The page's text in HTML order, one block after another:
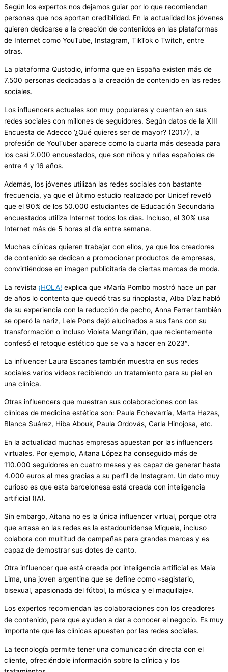
Según los expertos nos dejamos guiar por lo que recomiendan
personas que nos aportan credibilidad. En la actualidad los jóvenes
quieren dedicarse a la creación de contenidos en las plataformas
de Internet como YouTube, Instagram, TikTok o Twitch, entre
otras.
La plataforma Qustodio, informa que en España existen más de
7.500 personas dedicadas a la creación de contenido en las redes
sociales.
Los influencers actuales son muy populares y cuentan en sus
redes sociales con millones de seguidores. Según datos de la XIII
Encuesta de Adecco ‘¿Qué quieres ser de mayor? (2017)’, la
profesión de YouTuber aparece como la cuarta más deseada para
los casi 2.000 encuestados, que son niños y niñas españoles de
entre 4 y 16 años.
Además, los jóvenes utilizan las redes sociales con bastante
frecuencia, ya que el último estudio realizado por Unicef reveló
que el 90% de los 50.000 estudiantes de Educación Secundaria
encuestados utiliza Internet todos los días. Incluso, el 30% usa
Internet más de 5 horas al día entre semana.
Muchas clínicas quieren trabajar con ellos, ya que los creadores
de contenido se dedican a promocionar productos de empresas,
convirtiéndose en imagen publicitaria de ciertas marcas de moda.
La revista ¡HOLA! explica que «María Pombo mostró hace un par
de años lo contenta que quedó tras su rinoplastia, Alba Díaz habló
de su experiencia con la reducción de pecho, Anna Ferrer también
se operó la nariz, Lele Pons dejó alucinados a sus fans con su
transformación o incluso Violeta Mangriñán, que recientemente
confesó el retoque estético que se va a hacer en 2023″.
La influencer Laura Escanes también muestra en sus redes
sociales varios vídeos recibiendo un tratamiento para su piel en
una clínica.
Otras influencers que muestran sus colaboraciones con las
clínicas de medicina estética son: Paula Echevarría, Marta Hazas,
Blanca Suárez, Hiba Abouk, Paula Ordovás, Carla Hinojosa, etc.
En la actualidad muchas empresas apuestan por las influencers
virtuales. Por ejemplo, Aitana López ha conseguido más de
110.000 seguidores en cuatro meses y es capaz de generar hasta
4.000 euros al mes gracias a su perfil de Instagram. Un dato muy
curioso es que esta barcelonesa está creada con inteligencia
artificial (IA).
Sin embargo, Aitana no es la única influencer virtual, porque otra
que arrasa en las redes es la estadounidense Miquela, incluso
colabora con multitud de campañas para grandes marcas y es
capaz de demostrar sus dotes de canto.
Otra influencer que está creada por inteligencia artificial es Maia
Lima, una joven argentina que se define como «sagistario,
bisexual, apasionada del fútbol, la música y el maquillaje».
Los expertos recomiendan las colaboraciones con los creadores
de contenido, para que ayuden a dar a conocer el negocio. Es muy
importante que las clínicas apuesten por las redes sociales.
La tecnología permite tener una comunicación directa con el
cliente, ofreciéndole información sobre la clínica y los